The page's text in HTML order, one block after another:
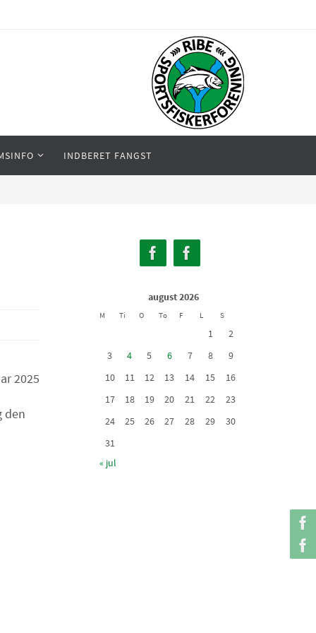
INDBERET FANGST
2025
den
august 2026
M Ti O To F L S
1
2
3
4 5 6 7 8
9
10
11 12 13 14 15
16
17
18 19 20 21 22
23
24
25 26 27 28 29
30
31
« jul